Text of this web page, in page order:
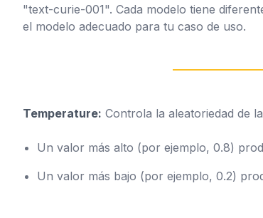
"text-curie-001". Cada modelo tiene
el modelo adecuado para tu caso de uso.
Temperature: Controla la aleatoriedad de
Un valor más alto (por ejemplo, 0.8)
Un valor más bajo (por ejemplo, 0.2)